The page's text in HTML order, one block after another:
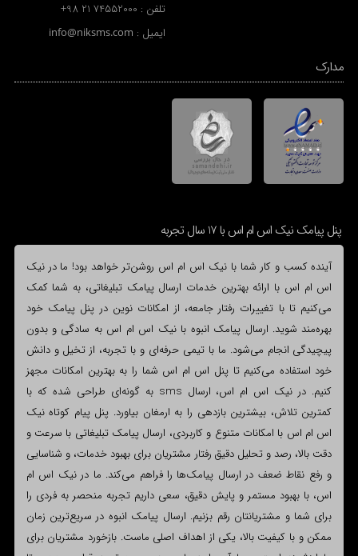
تلفن : +98 21 74552000
ایمیل : info@niksms.com
مدارک
پنل پیامک نیک اس ام اس با 17 سال تجربه
آینده کسب و کار شما با نیک اس ام اس روشن‌تر خواهد بود! ما در نیک
اس ام اس با ارائه بهترین خدمات ارسال پیامک تبلیغاتی، به شما کمک
می‌کنیم تا با تغییرات رفتار جامعه، از امکانات نوین در پنل پیامک خود
بهره‌مند شوید. ارسال پیامک انبوه با نیک اس ام اس به سادگی و بدون
پیچیدگی انجام می‌شود. ما با تیمی حرفه‌ای و با تجربه، از تخیل و دانش
خود استفاده می‌کنیم تا پنل اس ام اس شما را به بهترین امکانات مجهز
کنیم. در نیک اس ام اس، ارسال sms به گونه‌ای طراحی شده که با
کمترین تلاش، بیشترین بازدهی را به ارمغان بیاورد. پنل پیام کوتاه نیک
اس ام اس با امکانات متنوع و کاربردی، ارسال پیامک تبلیغاتی با سرعت و
دقت بالا، رصد و تحلیل دقیق رفتار مشتریان برای بهبود خدمات، و شناسایی
و رفع نقاط ضعف در ارسال پیامک‌ها را فراهم می‌کند. ما در نیک اس ام
اس، با بهبود مستمر و پایش دقیق، سعی داریم تجربه منحصر به فردی را
برای شما و مشتریانتان رقم بزنیم. ارسال پیامک انبوه در سریع‌ترین زمان
ممکن و با کیفیت بالا، یکی از اهداف اصلی ماست. بازخورد مشتریان برای